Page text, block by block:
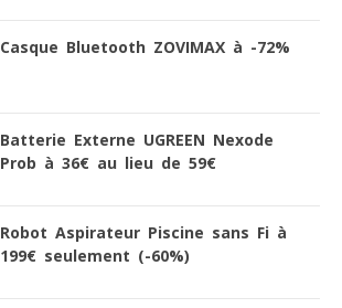
Casque Bluetooth ZOVIMAX à -72%
Batterie Externe UGREEN Nexode
Prob à 36€ au lieu de 59€
Robot Aspirateur Piscine sans Fi à
199€ seulement (-60%)